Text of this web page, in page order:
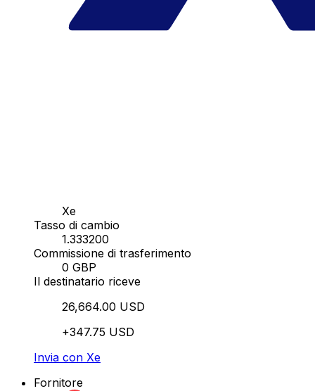
Xe
Tasso di cambio
1.333200
Commissione di trasferimento
0 GBP
Il destinatario riceve
26,664.00 USD
+347.75 USD
Invia con Xe
Fornitore